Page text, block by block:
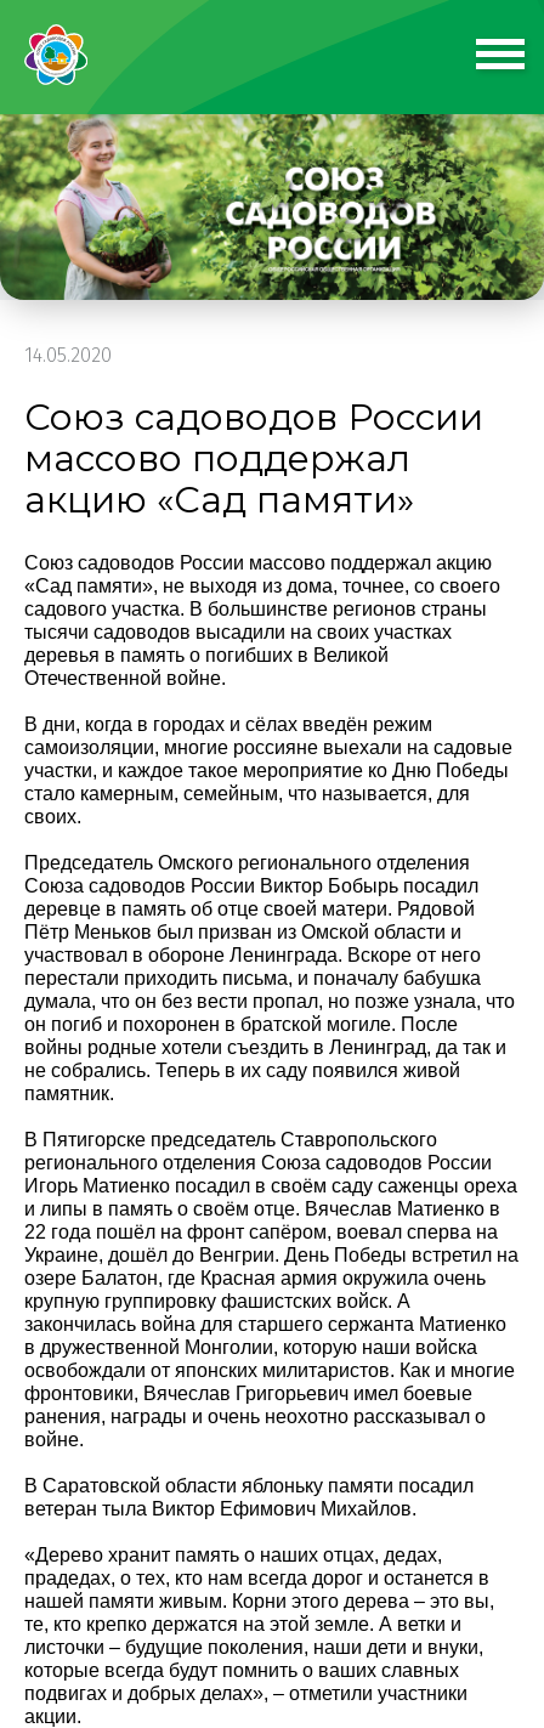
14.05.2020
Союз садоводов России
массово поддержал
акцию «Сад памяти»
Союз садоводов России массово поддержал акцию
«Сад памяти», не выходя из дома, точнее, со своего
садового участка. В большинстве регионов страны
тысячи садоводов высадили на своих участках
деревья в память о погибших в Великой
Отечественной войне.
В дни, когда в городах и сёлах введён режим
самоизоляции, многие россияне выехали на садовые
участки, и каждое такое мероприятие ко Дню Победы
стало камерным, семейным, что называется, для
своих.
Председатель Омского регионального отделения
Союза садоводов России Виктор Бобырь посадил
деревце в память об отце своей матери. Рядовой
Пётр Меньков был призван из Омской области и
участвовал в обороне Ленинграда. Вскоре от него
перестали приходить письма, и поначалу бабушка
думала, что он без вести пропал, но позже узнала, что
он погиб и похоронен в братской могиле. После
войны родные хотели съездить в Ленинград, да так и
не собрались. Теперь в их саду появился живой
памятник.
В Пятигорске председатель Ставропольского
регионального отделения Союза садоводов России
Игорь Матиенко посадил в своём саду саженцы ореха
и липы в память о своём отце. Вячеслав Матиенко в
22 года пошёл на фронт сапёром, воевал сперва на
Украине, дошёл до Венгрии. День Победы встретил на
озере Балатон, где Красная армия окружила очень
крупную группировку фашистских войск. А
закончилась война для старшего сержанта Матиенко
в дружественной Монголии, которую наши войска
освобождали от японских милитаристов. Как и многие
фронтовики, Вячеслав Григорьевич имел боевые
ранения, награды и очень неохотно рассказывал о
войне.
В Саратовской области яблоньку памяти посадил
ветеран тыла Виктор Ефимович Михайлов.
«Дерево хранит память о наших отцах, дедах,
прадедах, о тех, кто нам всегда дорог и останется в
нашей памяти живым. Корни этого дерева – это вы,
те, кто крепко держатся на этой земле. А ветки и
листочки – будущие поколения, наши дети и внуки,
которые всегда будут помнить о ваших славных
подвигах и добрых делах», – отметили участники
акции.